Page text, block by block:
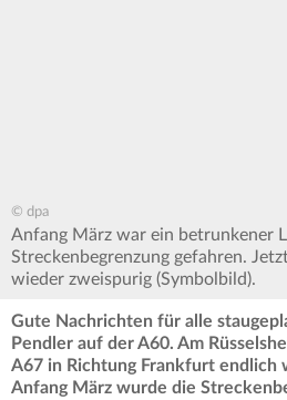
© dpa
Anfang März war ein betrunkener
Streckenbegrenzung gefahren.
wieder zweispurig (Symbolbild).
Gute Nachrichten für alle
Pendler auf der A60. Am
A67 in Richtung Frankfurt endlich
Anfang März wurde die